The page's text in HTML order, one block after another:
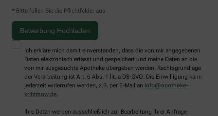
* Bitte füllen Sie die Pflichtfelder aus
Ich erkläre mich damit einverstanden, dass die von mir angegebenen
Daten elektronisch erfasst und gespeichert und meine Daten an die
von mir ausgesuchte Apotheke übergeben werden. Rechtsgrundlage
der Verarbeitung ist Art. 6 Abs. 1 lit. a DS-GVO. Die Einwilligung kann
jederzeit widerrufen werden, z.B. per E-Mail an info@apotheke-
kritzmow.de.
Ihre Daten werden ausschließlich zur Bearbeitung Ihrer Anfrage